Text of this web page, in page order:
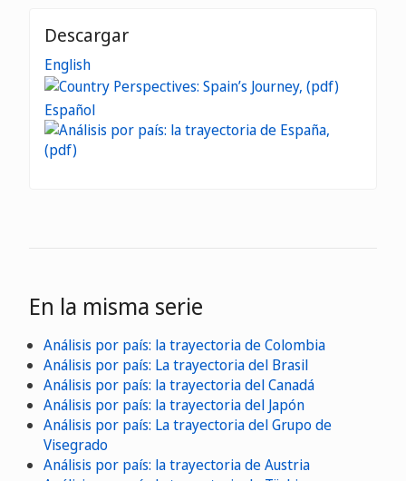
Descargar
English
Español
En la misma serie
Análisis por país: la trayectoria de Colombia
Análisis por país: La trayectoria del Brasil
Análisis por país: la trayectoria del Canadá
Análisis por país: la trayectoria del Japón
Análisis por país: La trayectoria del Grupo de
Visegrado
Análisis por país: la trayectoria de Austria